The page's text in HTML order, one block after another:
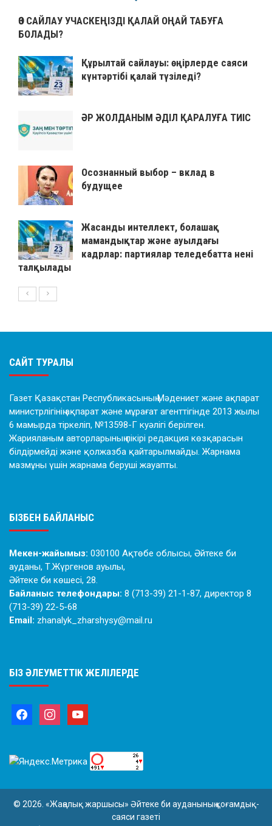
ӨЗ САЙЛАУ УЧАСКЕҢІЗДІ ҚАЛАЙ ОҢАЙ ТАБУҒА
БОЛАДЫ?
Құрылтай сайлауы: өңірлерде саяси
күнтәртібі қалай түзіледі?
ӘР ЖОЛДАНЫМ ӘДІЛ ҚАРАЛУҒА ТИІС
Осознанный выбор – вклад в
будущее
Жасанды интеллект, болашақ
мамандықтар және ауылдағы
кадрлар: партиялар теледебатта нені
талқылады
САЙТ ТУРАЛЫ
Газет Қазақстан Республикасының Мәдениет және ақпарат
министрлігінің ақпарат және мұрағат агенттігінде 2013 жылы
6 мамырда тіркеліп, №13598-Г куәлігі берілген.
Жарияланым авторларының пікірі редакция көзқарасын
білдірмейді және қолжазба қайтарылмайды. Жарнама
мазмұны үшін жарнама беруші жауапты.
БІЗБЕН БАЙЛАНЫС
Мекен-жайымыз: 030100 Ақтөбе облысы, Әйтеке би
ауданы, Т.Жүргенов ауылы,
Әйтеке би көшесі, 28.
Байланыс телефондары: 8 (713-39) 21-1-87, директор 8
(713-39) 22-5-68
Email: zhanalyk_zharshysy@mail.ru
БІЗ ӘЛЕУМЕТТІК ЖЕЛІЛЕРДЕ
© 2026. «Жаңалық жаршысы» Әйтеке би ауданының қоғамдық-
саяси газеті